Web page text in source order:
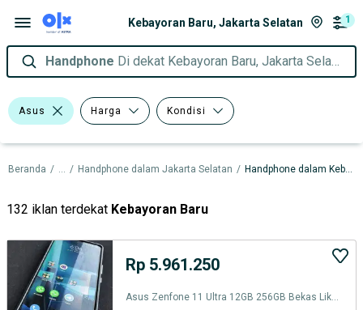
Kebayoran Baru, Jakarta Selatan 1
Handphone Di dekat Kebayoran Baru, Jakarta Selatan
Asus Harga Kondisi
Beranda / ... / Handphone dalam Jakarta Selatan / Handphone dalam Kebayoran Baru
132 iklan terdekat Kebayoran Baru
Rp 5.961.250